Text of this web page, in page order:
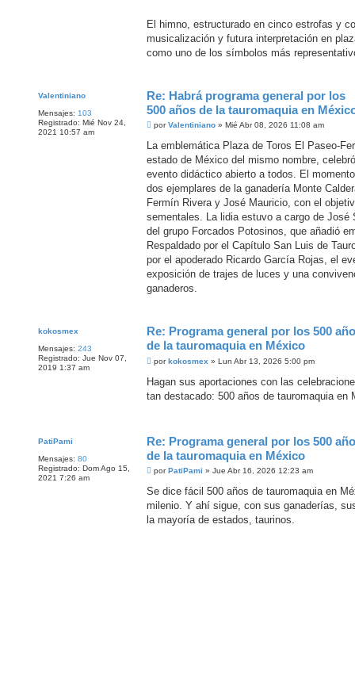
El himno, estructurado en cinco estrofas y
musicalización y futura interpretación en
como uno de los símbolos más
Valentiniano
Mensajes: 103
Registrado: Mié Nov 24,
2021 10:57 am
Re: Habrá programa general por los
500 años de la tauromaquia en
M
n
a
j
porValentiniano» Mié Abr 08, 2026 11:08 am
La emblemática Plaza de Toros El Paseo-
estado de México del mismo nombre,
evento didáctico abierto a todos. El
dos ejemplares de la ganadería Monte
Fermín Rivera y José Mauricio, con el
sementales. La lidia estuvo a cargo de
del grupo Forcados Potosinos, que añadió
Respaldado por el Capítulo San Luis de
por el apoderado Ricardo García Rojas, el
exposición de trajes de luces y una
ganaderos.
kokosmex
Mensajes: 243
Registrado: Jue Nov 07,
2019 1:37 am
Re: Programa general por los 500
de la tauromaquia en México
M
n
a
porkokosmex » Lun Abr 13, 2026 5:00 pm
Hagan sus aportaciones con las
tan destacado: 500 años de tauromaquia en
PatiPami
Mensajes: 80
Registrado: Dom Ago 15,
2021 7:26 am
Re: Programa general por los 500
de la tauromaquia en México
M
n
a
j
porPatiPami » Jue Abr 16, 2026 12:23 am
Se dice fácil 500 años de tauromaquia en
milenio. Y ahí sigue, con sus ganaderías,
la mayoría de estados, taurinos.